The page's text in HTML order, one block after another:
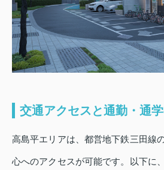
交通アクセスと通勤・通
高島平エリアは、都営地下鉄三田線
心へのアクセスが可能です。以下に